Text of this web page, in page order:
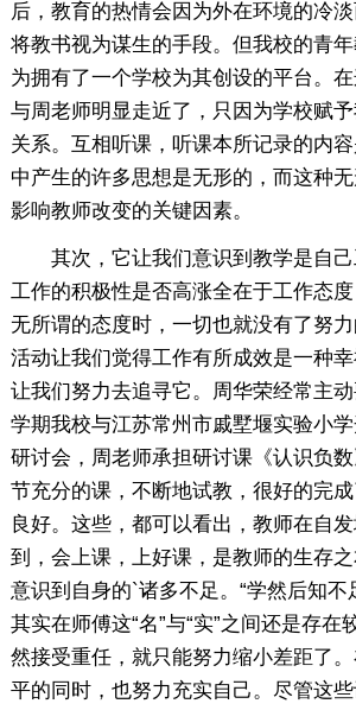
后，教育的热情会因为外在环境的冷
将教书视为谋生的手段。但我校的青
为拥有了一个学校为其创设的平台。
与周老师明显走近了，只因为学校赋
关系。互相听课，听课本所记录的内
中产生的许多思想是无形的，而这种
影响教师改变的关键因素。
其次，它让我们意识到教学是自己
工作的积极性是否高涨全在于工作态
无所谓的态度时，一切也就没有了努
活动让我们觉得工作有所成效是一种幸
让我们努力去追寻它。周华荣经常主
学期我校与江苏常州市戚墅堰实验小
研讨会，周老师承担研讨课《认识负
节充分的课，不断地试教，很好的完
良好。这些，都可以看出，教师在自
到，会上课，上好课，是教师的生存
意识到自身的`诸多不足。“学然后知不
其实在师傅这“名”与“实”之间还是存在
然接受重任，就只能努力缩小差距了
平的同时，也努力充实自己。尽管这